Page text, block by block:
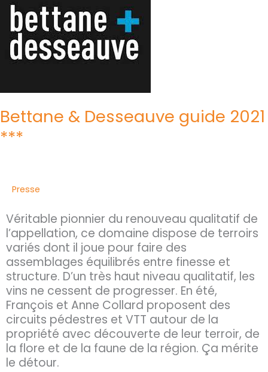
Bettane & Desseauve guide 2021
***
Presse
Véritable pionnier du renouveau qualitatif de
l’appellation, ce domaine dispose de terroirs
variés dont il joue pour faire des
assemblages équilibrés entre finesse et
structure. D’un très haut niveau qualitatif, les
vins ne cessent de progresser. En été,
François et Anne Collard proposent des
circuits pédestres et VTT autour de la
propriété avec découverte de leur terroir, de
la flore et de la faune de la région. Ça mérite
le détour.
Desseauve
guide
2021
***